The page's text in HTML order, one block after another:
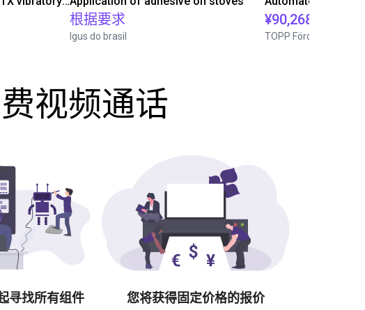
根据要求
Igus do brasil
¥90,268.80
TOPP Fördertechnik
视频通话
寻找所有组件 您将获得固定价格的报价